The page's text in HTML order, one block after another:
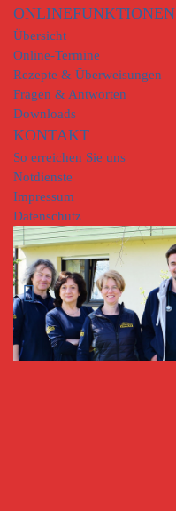
ONLINEFUNKTIONEN
Übersicht
Online-Termine
Rezepte & Überweisungen
Fragen & Antworten
Downloads
KONTAKT
So erreichen Sie uns
Notdienste
Impressum
Datenschutz